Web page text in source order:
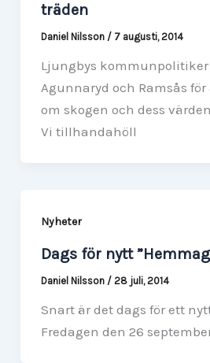
träden
Daniel Nilsson / 7 augusti, 2014
Ljungbys kommunpolitiker
Agunnaryd och Ramsås
om skogen och dess
Vi tillhandahöll
Nyheter
Dags för nytt
Daniel Nilsson / 28 juli, 2014
Snart är det dags för ett
Fredagen den 26